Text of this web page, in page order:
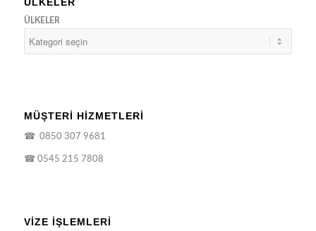
ÜLKELER
MÜŞTERİ HİZMETLERİ
☎0850 307 9681
☎0545 215 7808
VIZE İŞLEMLERI